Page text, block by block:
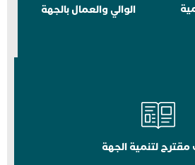
الوالي والعمال بالجهة
لتنمية الجهة